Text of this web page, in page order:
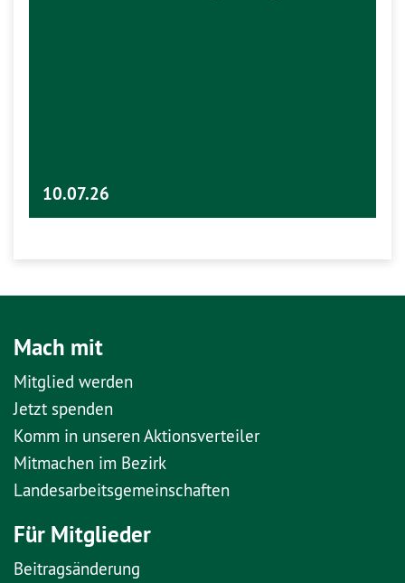
10.07.26
Mach mit
Mitglied werden
Jetzt spenden
Komm in unseren Aktionsverteiler
Mitmachen im Bezirk
Landesarbeitsgemeinschaften
Für Mitglieder
Beitragsänderung